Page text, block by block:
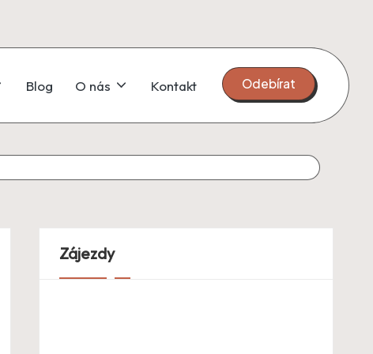
Blog O nás Kontakt Odebírat
Zájezdy